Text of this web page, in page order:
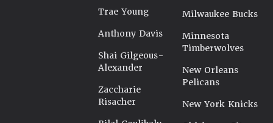
Trae Young
Anthony Davis
Shai Gilgeous-
Alexander
Zaccharie
Risacher
Milwaukee Bucks
Minnesota
Timberwolves
New Orleans
Pelicans
New York Knicks